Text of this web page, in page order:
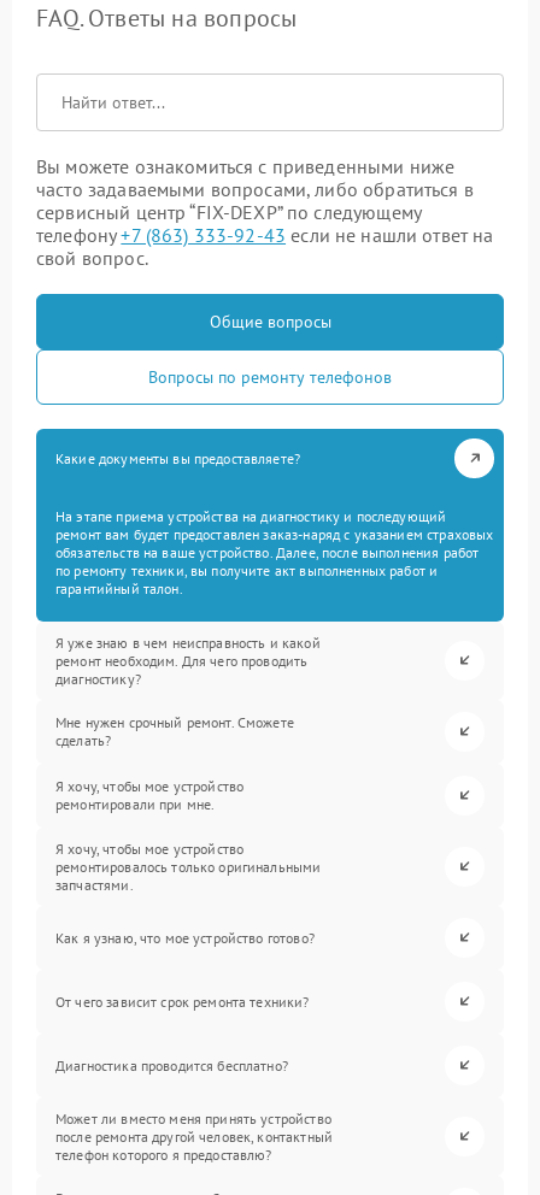
FAQ. Ответы на вопросы
Вы можете ознакомиться с приведенными ниже
часто задаваемыми вопросами, либо обратиться в
сервисный центр “FIX-DEXP” по следующему
телефону+7 (863) 333-92-43 если не нашли ответ на
свой вопрос.
Общие вопросы
Вопросы по ремонту телефонов
Какие документы вы предоставляете?
На этапе приема устройства на диагностику и последующий
ремонт вам будет предоставлен заказ-наряд с указанием страховых
обязательств на ваше устройство. Далее, после выполнения работ
по ремонту техники, вы получите акт выполненных работ и
гарантийный талон.
Я уже знаю в чем неисправность и какой
ремонт необходим. Для чего проводить
диагностику?
Мне нужен срочный ремонт. Сможете
сделать?
Я хочу, чтобы мое устройство
ремонтировали при мне.
Я хочу, чтобы мое устройство
ремонтировалось только оригинальными
запчастями.
Как я узнаю, что мое устройство готово?
От чего зависит срок ремонта техники?
Диагностика проводится бесплатно?
Может ли вместо меня принять устройство
после ремонта другой человек, контактный
телефон которого я предоставлю?